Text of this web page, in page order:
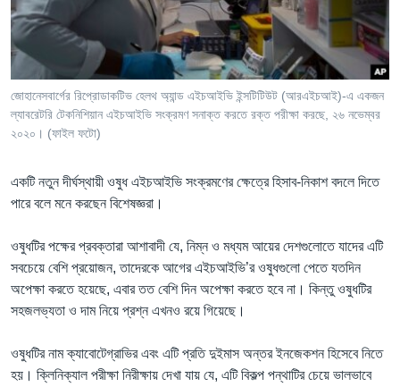
Learning English
FOLLOW US
জোহানেসবার্গের রিপ্রোডাকটিভ হেলথ অ্যান্ড এইচআইভি ইন্সটিটিউট (আরএইচআই)-এ একজন
ল্যাবরেটরি টেকনিশিয়ান এইচআইভি সংক্রমণ সনাক্ত করতে রক্ত পরীক্ষা করছে, ২৬ নভেম্বর
২০২০। (ফাইল ফটো)
একটি নতুন দীর্ঘস্থায়ী ওষুধ এইচআইভি সংক্রমণের ক্ষেত্রে হিসাব-নিকাশ বদলে দিতে
পারে বলে মনে করছেন বিশেষজ্ঞরা।
ওষুধটির পক্ষের প্রবক্তারা আশাবাদী যে, নিম্ন ও মধ্যম আয়ের দেশগুলোতে যাদের এটি
সবচেয়ে বেশি প্রয়োজন, তাদেরকে আগের এইচআইভি’র ওষুধগুলো পেতে যতদিন
অপেক্ষা করতে হয়েছে, এবার তত বেশি দিন অপেক্ষা করতে হবে না। কিন্তু ওষুধটির
সহজলভ্যতা ও দাম নিয়ে প্রশ্ন এখনও রয়ে গিয়েছে।
ওষুধটির নাম ক্যাবোটেগ্রাভির এবং এটি প্রতি দুইমাস অন্তর ইনজেকশন হিসেবে নিতে
হয়। ক্লিনিক্যাল পরীক্ষা নিরীক্ষায় দেখা যায় যে, এটি বিকল্প পন্থাটির চেয়ে ভালভাবে